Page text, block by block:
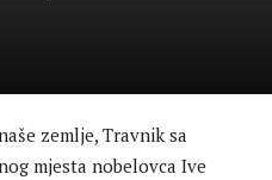
zemlje, Travnik sa
mjesta nobelovca Ive